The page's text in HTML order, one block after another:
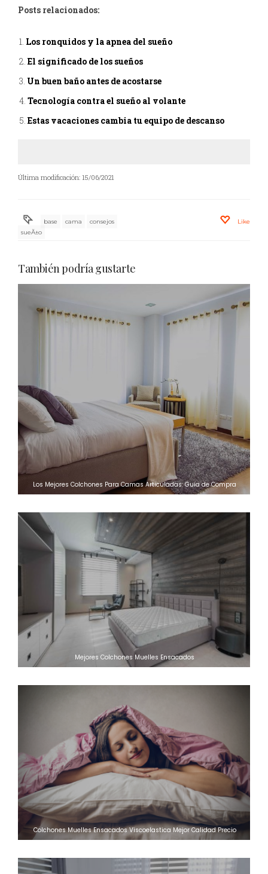
Posts relacionados:
Los ronquidos y la apnea del sueño
El significado de los sueños
Un buen baño antes de acostarse
Tecnología contra el sueño al volante
Estas vacaciones cambia tu equipo de descanso
Última modificación: 15/06/2021
base cama
consejos
sueÃ±o
Like
También podría gustarte
Los Mejores Colchones Para Camas Articuladas: Guía de Compra
Mejores Colchones Muelles Ensacados
Colchones Muelles Ensacados Viscoelastica Mejor Calidad Precio